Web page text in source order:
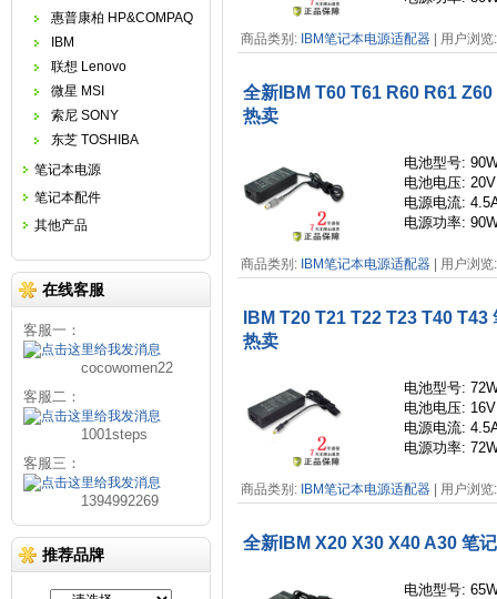
惠普康柏 HP&COMPAQ
IBM
联想 Lenovo
微星 MSI
索尼 SONY
东芝 TOSHIBA
笔记本电源
笔记本配件
其他产品
在线客服
客服一：
cocowomen22
客服二：
1001steps
客服三：
1394992269
推荐品牌
商品类别: IBM笔记本电源适配器 | 用户浏
全新IBM T60 T61 R60 R61
热卖
电池型号:
电池电压: 20V
电源电流:
电源功率:
商品类别: IBM笔记本电源适配器 | 用户浏
IBM T20 T21 T22 T23 T40
热卖
电池型号:
电池电压: 16V
电源电流:
电源功率:
商品类别: IBM笔记本电源适配器 | 用户浏
全新IBM X20 X30 X40 A30 笔
电池型号: